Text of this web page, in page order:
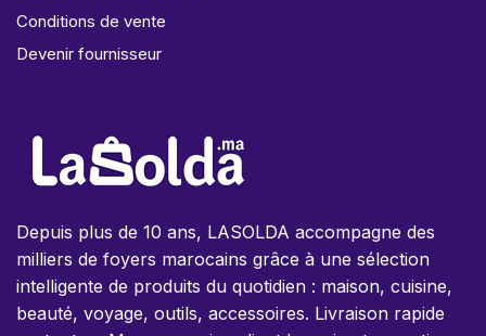
Conditions de vente
Devenir fournisseur
Depuis plus de 10 ans, LASOLDA accompagne des
milliers de foyers marocains grâce à une sélection
intelligente de produits du quotidien : maison, cuisine,
beauté, voyage, outils, accessoires. Livraison rapide